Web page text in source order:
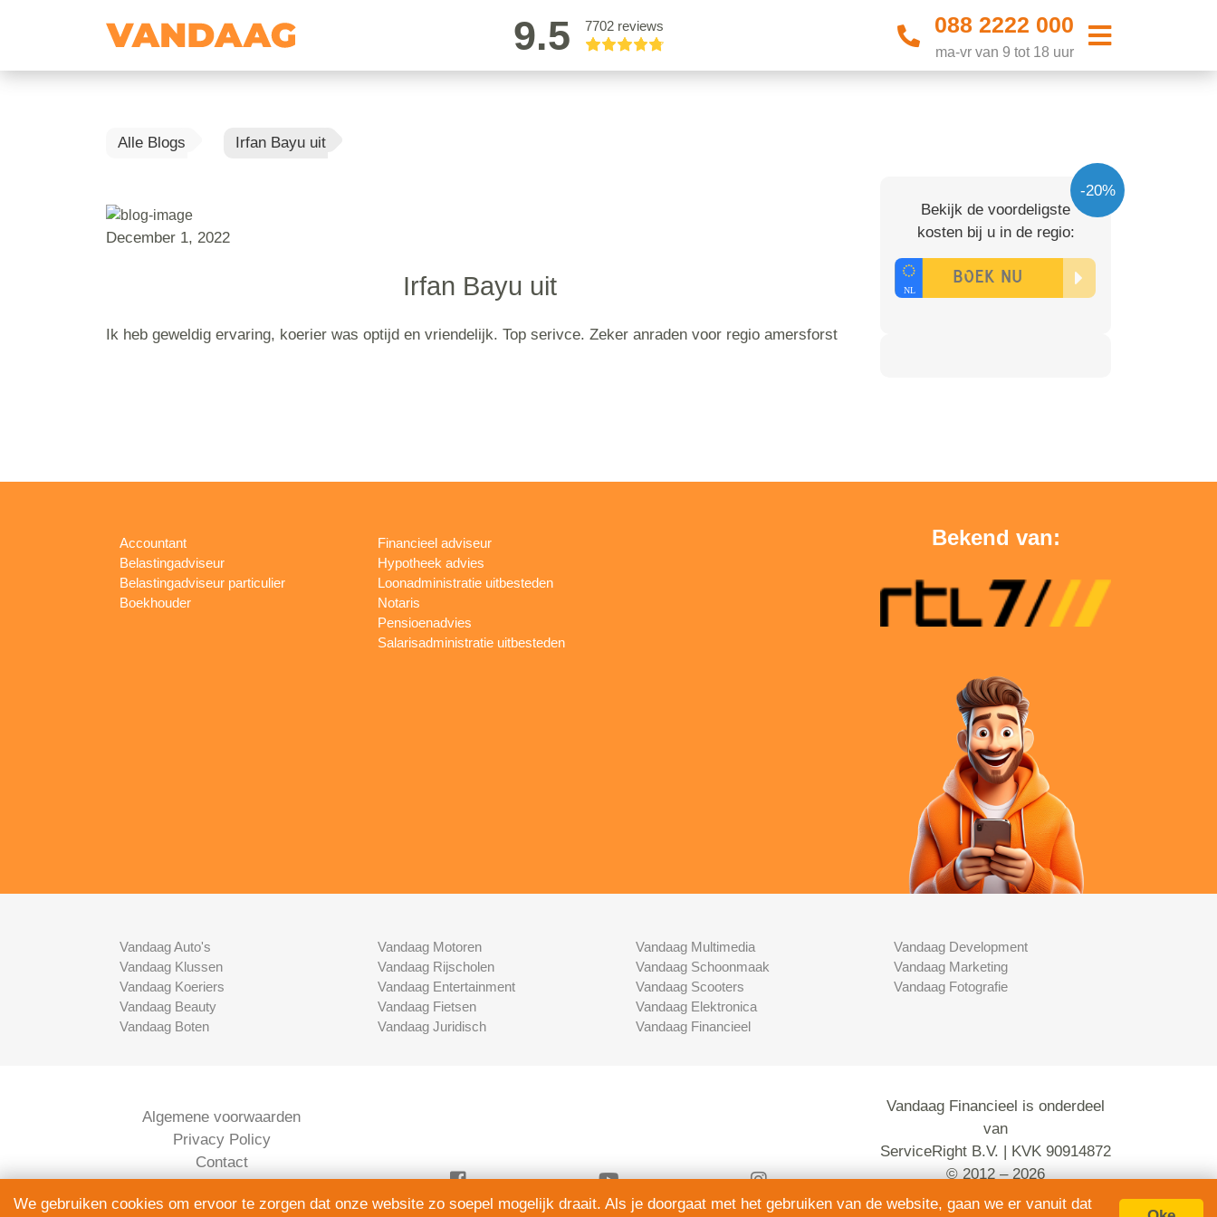
9.5 7702 reviews 088 2222 000
ma-vr van 9 tot 18 uur
Alle Blogs Irfan Bayu uit
December 1, 2022
Irfan Bayu uit
Ik heb geweldig ervaring, koerier was optijd en vriendelijk. Top serivce. Zeker anraden voor regio amersforst
-20%
Bekijk de voordeligste
kosten bij u in de regio:
Accountant
Belastingadviseur
Belastingadviseur particulier
Boekhouder
Financieel adviseur
Hypotheek advies
Loonadministratie uitbesteden
Notaris
Pensioenadvies
Salarisadministratie uitbesteden
Bekend van:
Vandaag Auto's
Vandaag Klussen
Vandaag Koeriers
Vandaag Beauty
Vandaag Boten
Vandaag Motoren
Vandaag Rijscholen
Vandaag Entertainment
Vandaag Fietsen
Vandaag Juridisch
Vandaag Multimedia
Vandaag Schoonmaak
Vandaag Scooters
Vandaag Elektronica
Vandaag Financieel
Vandaag Development
Vandaag Marketing
Vandaag Fotografie
Algemene voorwaarden
Privacy Policy
Contact
Vandaag Financieel is onderdeel
van
ServiceRight B.V. | KVK 90914872
© 2012 – 2026
alle rechten voorbehouden.
We gebruiken cookies om ervoor te zorgen dat onze website zo soepel mogelijk draait. Als je doorgaat met het gebruiken van de website, gaan we er vanuit dat